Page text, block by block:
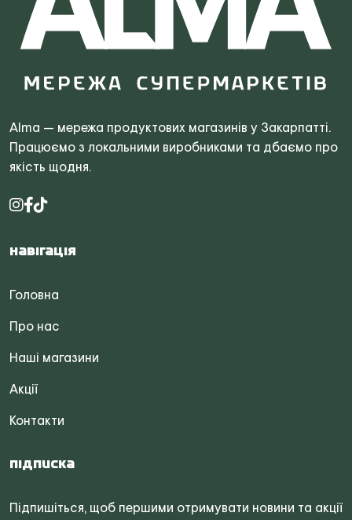
Alma — мережа продуктових магазинів у Закарпатті.
Працюємо з локальними виробниками та дбаємо про
якість щодня.
Навігація
Головна
Про нас
Наші магазини
Акції
Контакти
Підписка
Підпишіться, щоб першими отримувати новини та акції